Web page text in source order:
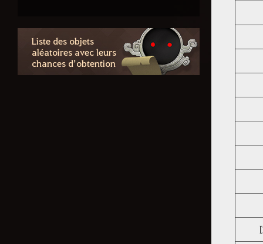
Liste des objets
aléatoires avec leurs
chances d’obtention